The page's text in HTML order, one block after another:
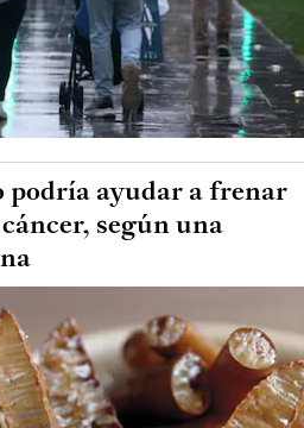
podría ayudar a frenar
según una